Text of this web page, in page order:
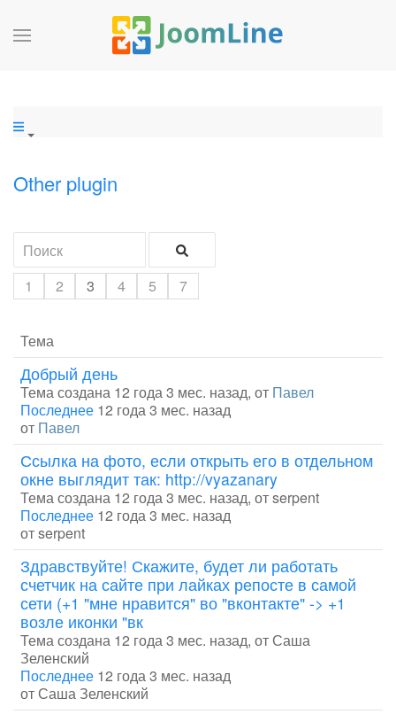
Other plugin
1 2 3 4 5 7
Тема
Добрый день
Тема создана 12 года 3 мес. назад, от Павел
Последнее 12 года 3 мес. назад
от Павел
Ссылка на фото, если открыть его в отдельном
окне выглядит так: http://vyazanary
Тема создана 12 года 3 мес. назад, отserpent
Последнее 12 года 3 мес. назад
отserpent
Здравствуйте! Скажите, будет ли работать
счетчик на сайте при лайках репосте в самой
сети (+1 "мне нравится" во "вконтакте" -> +1
возле иконки "вк
Тема создана 12 года 3 мес. назад, отСаша
Зеленский
Последнее 12 года 3 мес. назад
отСаша Зеленский